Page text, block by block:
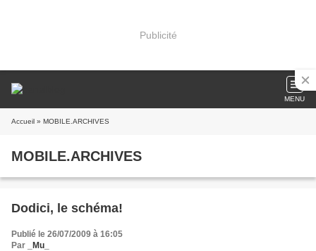
Publicité
MENU
Accueil » MOBILE.ARCHIVES
MOBILE.ARCHIVES
Dodici, le schéma!
Publié le 26/07/2009 à 16:05
Par
_Mu_